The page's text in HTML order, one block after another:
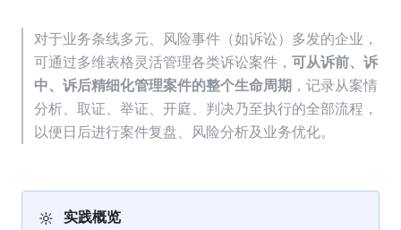
对于业务条线多元、风险事件（如诉讼）多发的企业，
可通过多维表格灵活管理各类诉讼案件， 可从诉前、诉
中、诉后精细化管理案件的整个生命周期 ，记录从案情
分析、取证、举证、开庭、判决乃至执行的全部流程，
以便日后进行案件复盘、风险分析及业务优化。
🔆
实践概览